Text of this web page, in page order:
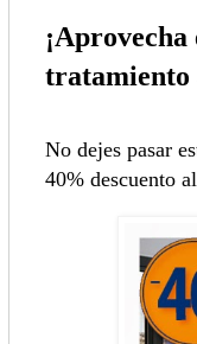
tratamiento
No dejes pasar
40% descuento